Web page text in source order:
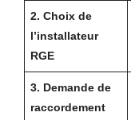
2. Choix de
l’installateur
RGE
3. Demande de
raccordement